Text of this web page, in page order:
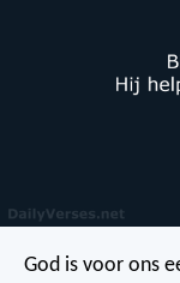
God is voor ons